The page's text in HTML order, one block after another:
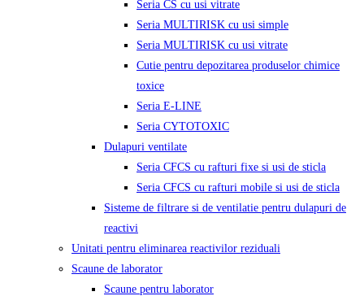
Seria CS cu usi vitrate
Seria MULTIRISK cu usi simple
Seria MULTIRISK cu usi vitrate
Cutie pentru depozitarea produselor chimice
toxice
Seria E-LINE
Seria CYTOTOXIC
Dulapuri ventilate
Seria CFCS cu rafturi fixe si usi de sticla
Seria CFCS cu rafturi mobile si usi de sticla
Sisteme de filtrare si de ventilatie pentru dulapuri de
reactivi
Unitati pentru eliminarea reactivilor reziduali
Scaune de laborator
Scaune pentru laborator